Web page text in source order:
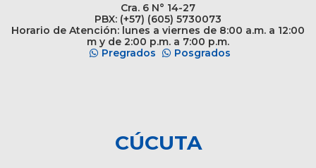
Cra. 6 N° 14-27
PBX: (+57) (605) 5730073
Horario de Atención: lunes a viernes de 8:00 a.m. a 12:00
m y de 2:00 p.m. a 7:00 p.m.
Pregrados
Posgrados
CÚCUTA